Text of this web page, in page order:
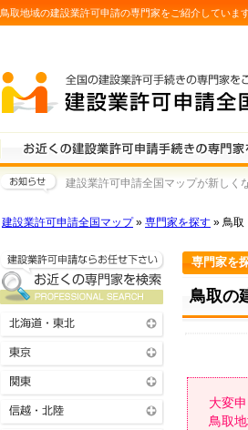
鳥取地域の建設業許可申請の専門家をご紹介していま
建設業許可申請全国マップ» 専門家を探す » 鳥取
専門家を
鳥取の
大変
鳥取
建設業許可申請全国マップが新しく